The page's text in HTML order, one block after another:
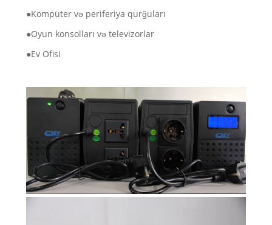
●Kompüter və periferiya qurğuları
●Oyun konsolları və televizorlar
●Ev Ofisi